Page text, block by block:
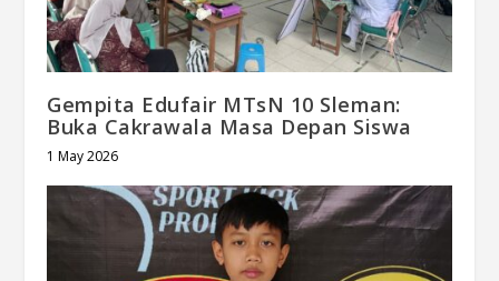
Gempita Edufair MTsN 10 Sleman:
Buka Cakrawala Masa Depan Siswa
1 May 2026